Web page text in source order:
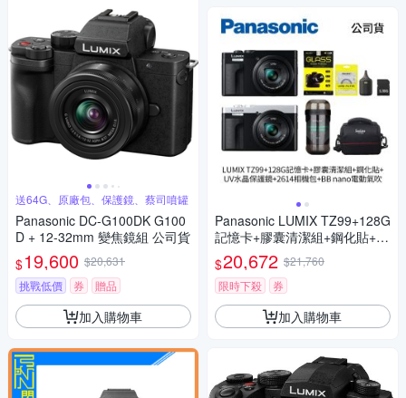
送64G、原廠包、保護鏡、蔡司噴罐
Panasonic DC-G100DK G100
D + 12-32mm 變焦鏡組 公司貨
$19,600 $20,631
挑戰低價
券 贈品
加入購物車
Panasonic LUMIX TZ99+128G
記憶卡+膠囊清潔組+鋼化貼+水
晶保護鏡+2614相機包+NITEC
ORE BB nano 迷你電動氣吹
(公司貨)
$20,672 $21,760
限時下殺
券
加入購物車